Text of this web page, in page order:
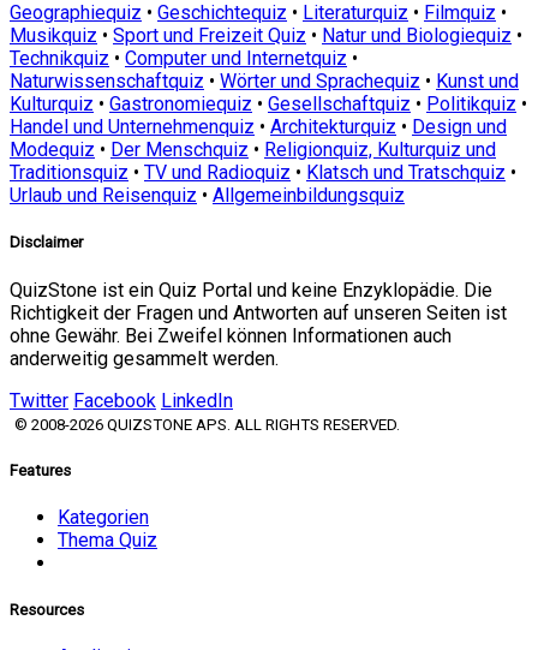
Geographiequiz • Geschichtequiz • Literaturquiz • Filmquiz •
Musikquiz • Sport und Freizeit Quiz • Natur und Biologiequiz •
Technikquiz • Computer und Internetquiz •
Naturwissenschaftquiz • Wörter und Sprachequiz • Kunst und
Kulturquiz • Gastronomiequiz • Gesellschaftquiz • Politikquiz •
Handel und Unternehmenquiz • Architekturquiz • Design und
Modequiz • Der Menschquiz • Religionquiz, Kulturquiz und
Traditionsquiz • TV und Radioquiz • Klatsch und Tratschquiz •
Urlaub und Reisenquiz • Allgemeinbildungsquiz
Disclaimer
QuizStone ist ein Quiz Portal und keine Enzyklopädie. Die
Richtigkeit der Fragen und Antworten auf unseren Seiten ist
ohne Gewähr. Bei Zweifel können Informationen auch
anderweitig gesammelt werden.
Twitter Facebook LinkedIn
© 2008-2026 QUIZSTONE APS. ALL RIGHTS RESERVED.
Features
Kategorien
Thema Quiz
Resources